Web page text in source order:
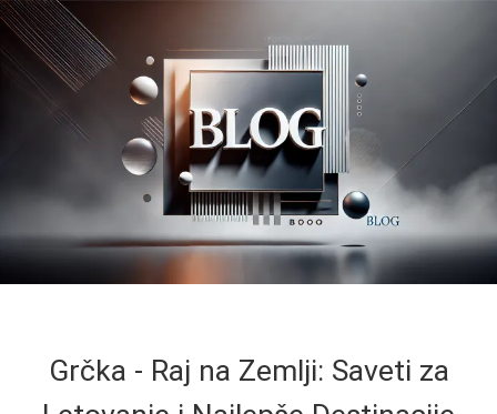
Grčka - Raj na Zemlji: Saveti za